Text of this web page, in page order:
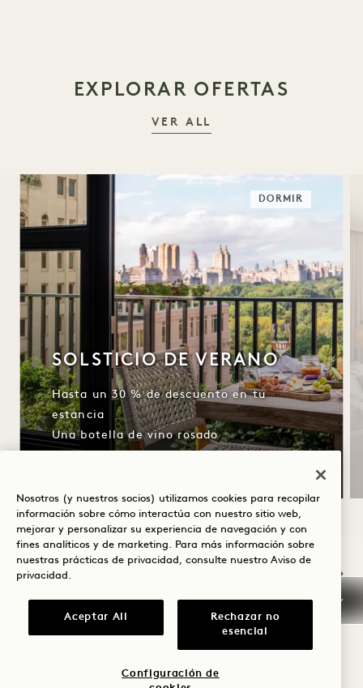
EXPLORAR OFERTAS
VER ALL
DORMIR
SOLSTICIO DE VERANO
Hasta un 30 % de descuento en tu
estancia
Una botella de vino rosado
NaN / 12
OTRAS HABITACIONES QUE
LE PUEDEN GUSTAR
Nosotros (y nuestros socios) utilizamos cookies para recopilar
información sobre cómo interactúa con nuestro sitio web,
mejorar y personalizar su experiencia de navegación y con
fines analíticos y de marketing. Para más información sobre
nuestras prácticas de privacidad, consulte nuestro Aviso de
privacidad .
Aceptar All
Rechazar no
esencial
Configuración de